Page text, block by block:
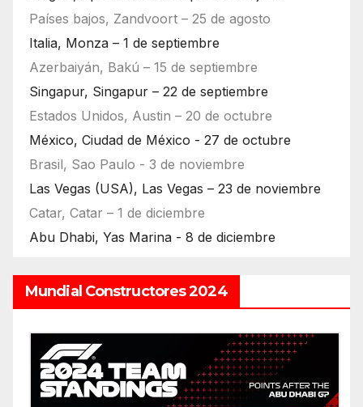
Países bajos, Zandvoort – 25 de agosto
Italia, Monza – 1 de septiembre
Azerbaiyán, Bakú – 15 de septiembre
Singapur, Singapur – 22 de septiembre
Estados Unidos, Austin – 20 de octubre
México, Ciudad de México - 27 de octubre
Brasil, Sao Paulo - 3 de noviembre
Las Vegas (USA), Las Vegas – 23 de noviembre
Catar, Catar – 1 de diciembre
Abu Dhabi, Yas Marina - 8 de diciembre
Mundial Constructores 2024